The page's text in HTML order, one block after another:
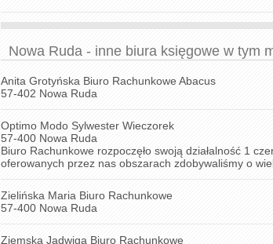
Nowa Ruda - inne biura księgowe w tym
Anita Grotyńska Biuro Rachunkowe Abacus
57-402 Nowa Ruda
Optimo Modo Sylwester Wieczorek
57-400 Nowa Ruda
Biuro Rachunkowe rozpoczęło swoją działalność 1
oferowanych przez nas obszarach zdobywaliśmy o
Zielińska Maria Biuro Rachunkowe
57-400 Nowa Ruda
Ziemska Jadwiga Biuro Rachunkowe